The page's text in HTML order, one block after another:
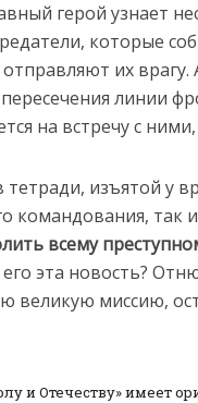
герой узнает
которые
их
линии
на встречу с
тетради, изъятой у
командования, так
всему
эта новость?
великую миссию,
и Отечеству» имеет